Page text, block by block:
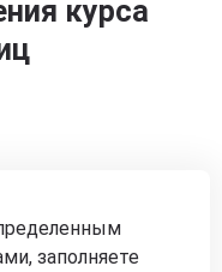
курса
заполняете